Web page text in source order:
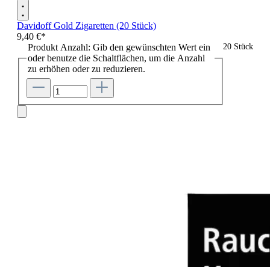
Davidoff Gold Zigaretten (20 Stück)
9,40 €*
20 Stück
Produkt Anzahl: Gib den gewünschten Wert ein
oder benutze die Schaltflächen, um die Anzahl
zu erhöhen oder zu reduzieren.